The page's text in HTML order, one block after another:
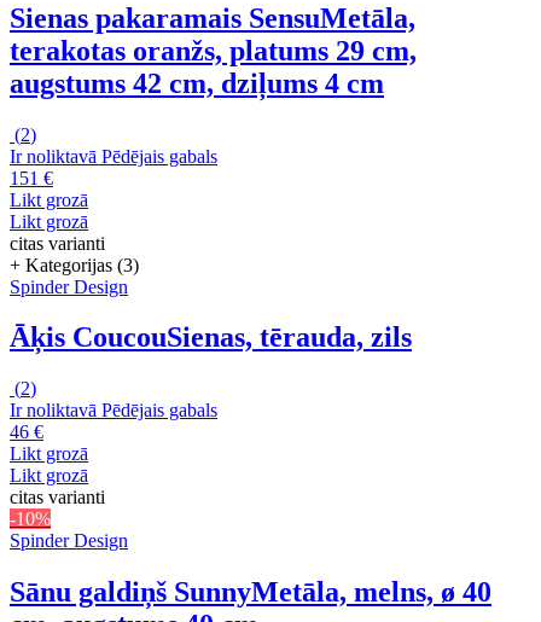
Sienas pakaramais SensuMetāla,
terakotas oranžs, platums 29 cm,
augstums 42 cm, dziļums 4 cm
(2)
Ir noliktavā Pēdējais gabals
151 €
Likt grozā
Likt grozā
citas varianti
+ Kategorijas (3)
Spinder Design
Āķis CoucouSienas, tērauda, zils
(2)
Ir noliktavā Pēdējais gabals
46 €
Likt grozā
Likt grozā
citas varianti
-10%
Spinder Design
Sānu galdiņš SunnyMetāla, melns, ø 40